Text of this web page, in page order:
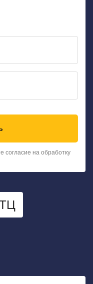
согласие на обработку